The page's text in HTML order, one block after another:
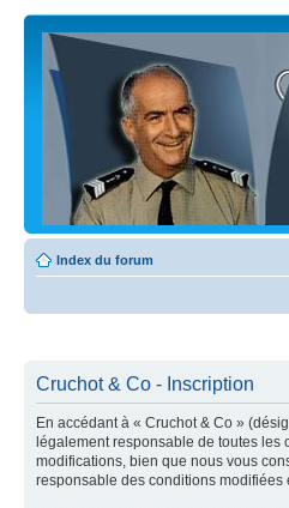
Index du forum
Cruchot & Co - Inscription
En accédant à « Cruchot & Co »
légalement responsable de toutes les
modifications, bien que nous vous
responsable des conditions modifiées